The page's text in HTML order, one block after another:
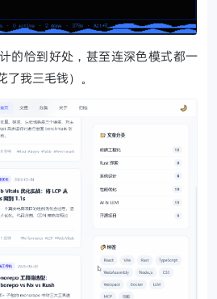
的恰到好处，甚至连深色模式都一
我三毛钱）。